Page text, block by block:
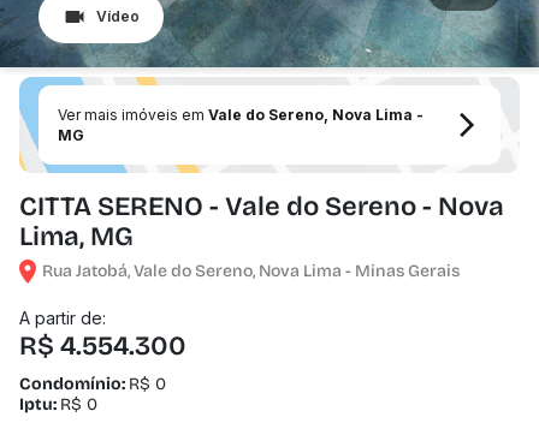
Vídeo
Ver mais imóveis em Vale do Sereno, Nova Lima -
MG
CITTA SERENO - Vale do Sereno - Nova
Lima, MG
Rua Jatobá, Vale do Sereno, Nova Lima - Minas Gerais
A partir de:
R$ 4.554.300
Condomínio: R$ 0
Iptu: R$ 0